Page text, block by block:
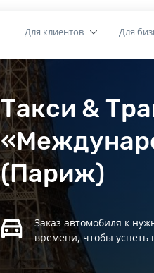
Для клиентов Для
Такси &
(Париж)
Заказ автомобиля к
времени, чтобы успеть